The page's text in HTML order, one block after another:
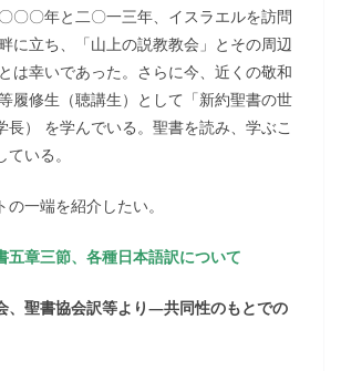
〇〇年と二〇一三年、イスラエルを訪問
に立ち、「山上の説教教会」とその周辺
は幸いであった。さらに今、近くの敬和
履修生（聴講生）として「新約聖書の世
長） を学んでいる。聖書を読み、学ぶこ
いる。
一端を紹介したい。
章三節、各種日本語訳について
、聖書協会訳等より―共同性のもとでの